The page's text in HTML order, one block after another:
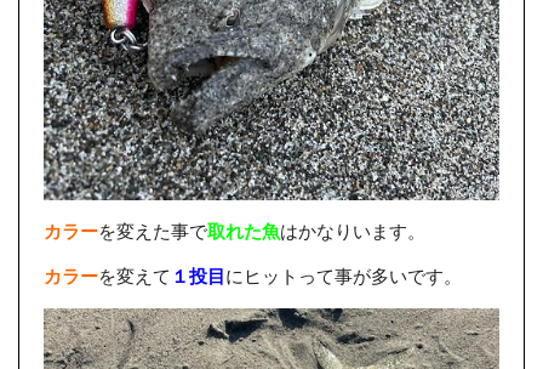
カラーを変えた事で取れた魚はかなりいます。
カラーを変えて １投目 にヒットって事が多いです。